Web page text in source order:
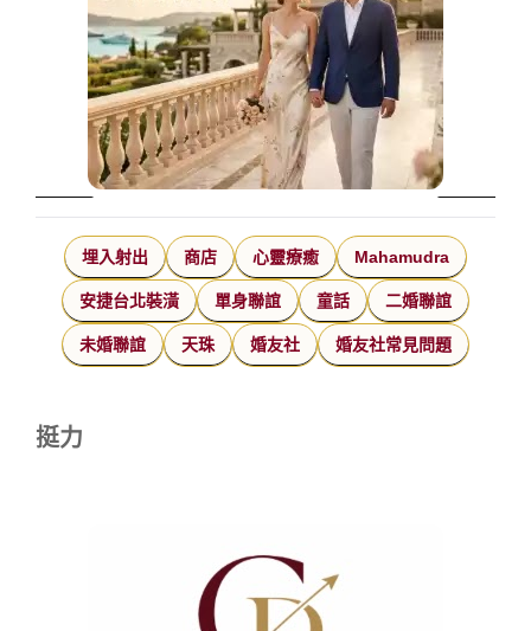
埋入射出 商店 心靈療癒 Mahamudra
安捷台北裝潢 單身聯誼 童話 二婚聯誼
未婚聯誼 天珠 婚友社 婚友社常見問題
挺力